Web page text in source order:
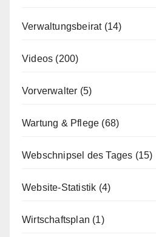
Verwaltungsbeirat(14)
Videos (200)
Vorverwalter (5)
Wartung & Pflege (68)
Webschnipsel des Tages (15)
Website-Statistik (4)
Wirtschaftsplan (1)